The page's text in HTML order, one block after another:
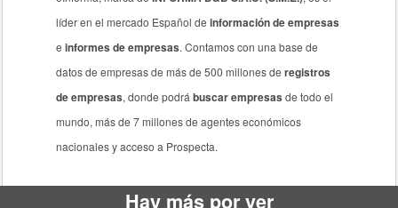
líder en el mercado Español deinformación de empresas
einformes de empresas. Contamos con una base de
datos de empresas de más de 500 millones deregistros
de empresas, donde podrábuscar empresas de todo el
mundo, más de 7 millones de agentes económicos
nacionales y acceso a Prospecta.
Hay más por ver